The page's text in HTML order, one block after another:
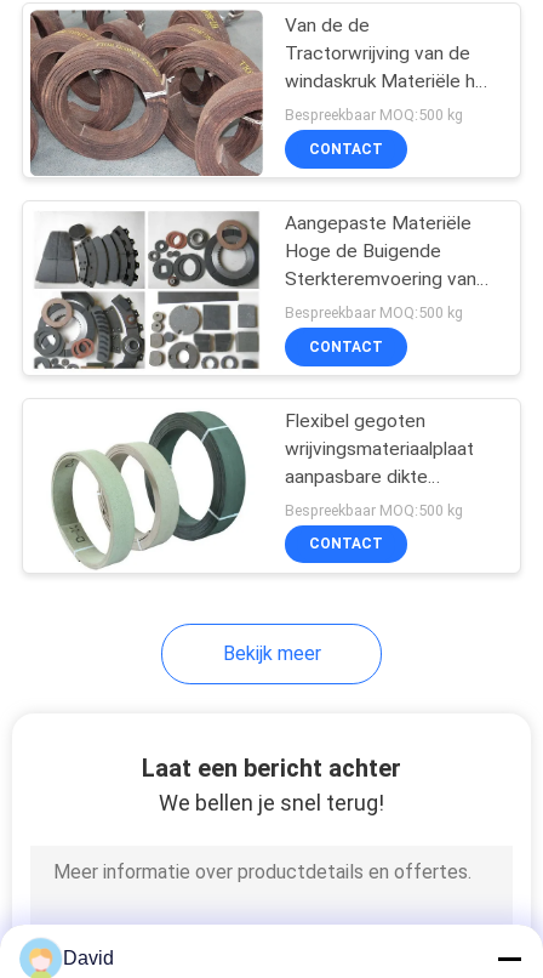
Geweven
Remvoeringsmateriaal
Industriële
Remvoering
Zegelringspakking
Asbest Vrije
Remvoering
Van de de
Tractorwrijving van de
windaskruk Materiële het
Bladwrijving die Hoge
Hardnekkigheid voeren
Bespreekbaar MOQ:500 kg
CONTACT
Aangepaste Materiële
Hoge de Buigende
Sterkteremvoering van
de Vorm Industriële
Wrijving
Bespreekbaar MOQ:500 kg
CONTACT
Flexibel gegoten
wrijvingsmateriaalplaat
aanpasbare dikte
gegoten remvoeringen
Bespreekbaar MOQ:500 kg
CONTACT
Bekijk meer
Laat een bericht achter
We bellen je snel terug!
David